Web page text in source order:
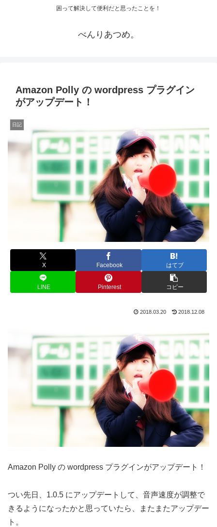
困って解決して便利だと思ったことを！
べんりあつめ。
Amazon Polly の wordpress プラグイン
がアップデート！
日記
X Facebook はてブ
LINE Pinterest コピー
2018.03.20 2018.12.08
Amazon Polly の wordpress プラグインがアップデート！
つい先日、1.0.5 にアップデートして、音声速度が調整で
きるようになったかと思っていたら、またまたアップデー
ト。